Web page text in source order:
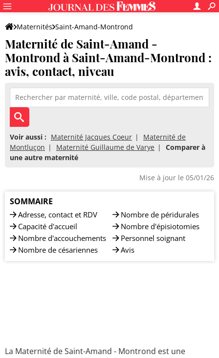
Maternités Saint-Amand-Montrond
Maternité de Saint-Amand - Montrond
Maternité de Saint-Amand -
Montrond à Saint-Amand-Montrond :
avis, contact, niveau
Voir aussi : Maternité Jacques Coeur
Maternité de
Montluçon
Maternité Guillaume de Varye
Comparer à
une autre maternité
Mise à jour le 05/01/26
SOMMAIRE
Adresse, contact et RDV
Capacité d'accueil
Nombre d'accouchements
Nombre de césariennes
Nombre de péridurales
Nombre d'épisiotomies
Personnel soignant
Avis
La Maternité de Saint-Amand - Montrond est une